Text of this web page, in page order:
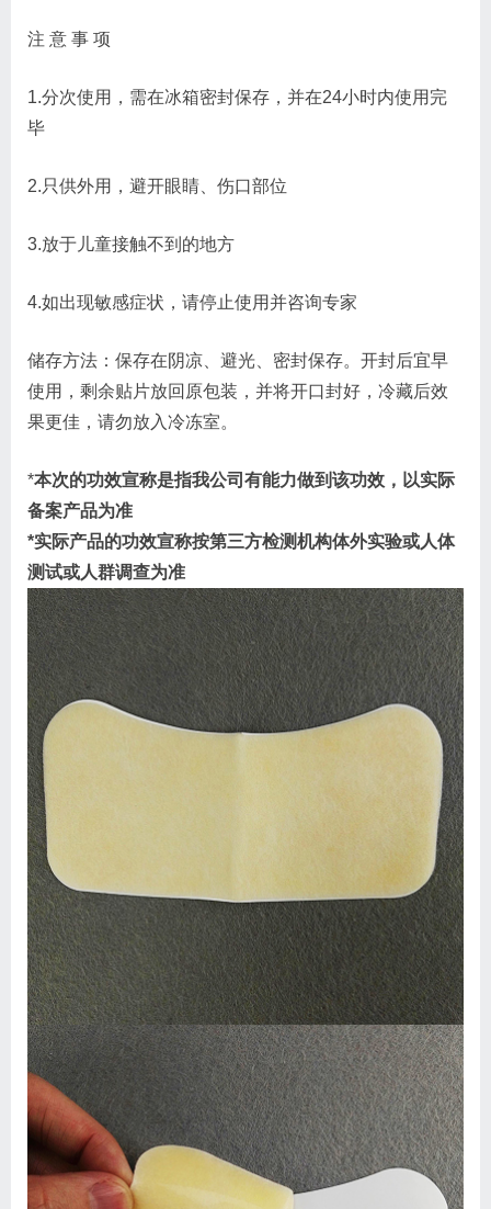
注 意 事 项
1.分次使用，需在冰箱密封保存，并在24小时内使用完
毕
2.只供外用，避开眼睛、伤口部位
3.放于儿童接触不到的地方
4.如出现敏感症状，请停止使用并咨询专家
储存方法：保存在阴凉、避光、密封保存。开封后宜早
使用，剩余贴片放回原包装，并将开口封好，冷藏后效
果更佳，请勿放入冷冻室。
*本次的功效宣称是指我公司有能力做到该功效，以实际
备案产品为准
*实际产品的功效宣称按第三方检测机构体外实验或人体
测试或人群调查为准